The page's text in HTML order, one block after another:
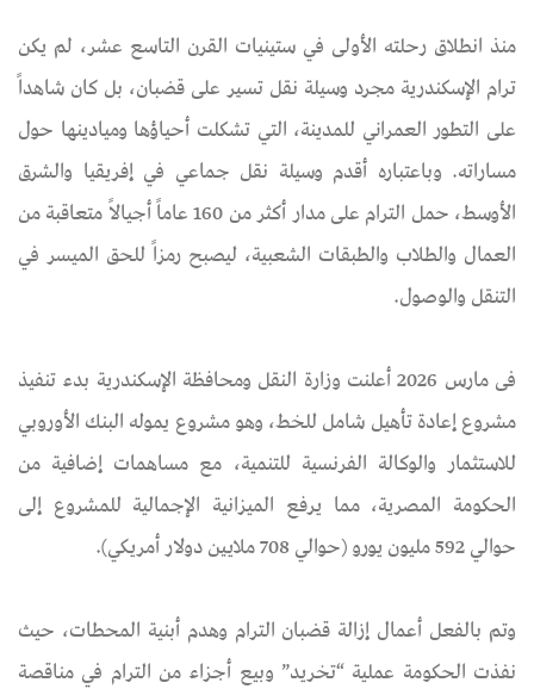
منذ انطلاق رحلته الأولى في ستينيات القرن التاسع عشر، لم يكن
ترام الإسكندرية مجرد وسيلة نقل تسير على قضبان، بل كان شاهداً
على التطور العمراني للمدينة، التي تشكلت أحياؤها وميادينها حول
مساراته. وباعتباره أقدم وسيلة نقل جماعي في إفريقيا والشرق
الأوسط، حمل الترام على مدار أكثر من 160 عاماً أجيالاً متعاقبة من
العمال والطلاب والطبقات الشعبية، ليصبح رمزاً للحق الميسر في
التنقل والوصول.
فى مارس 2026 أعلنت وزارة النقل ومحافظة الإسكندرية بدء تنفيذ
مشروع إعادة تأهيل شامل للخط، وهو مشروع يموله البنك الأوروبي
للاستثمار والوكالة الفرنسية للتنمية، مع مساهمات إضافية من
الحكومة المصرية، مما يرفع الميزانية الإجمالية للمشروع إلى
حوالي 592 مليون يورو (حوالي 708 ملايين دولار أمريكي).
وتم بالفعل أعمال إزالة قضبان الترام وهدم أبنية المحطات، حيث
نفذت الحكومة عملية “تخريد” وبيع أجزاء من الترام في مناقصة